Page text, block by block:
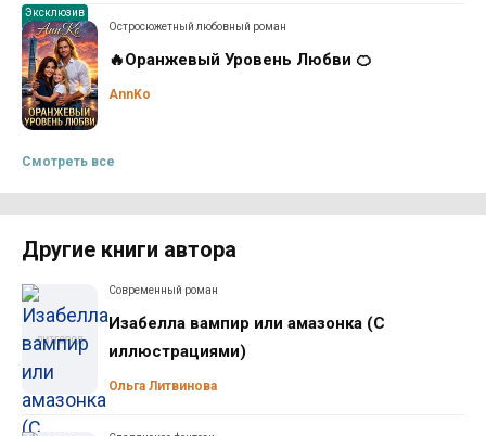
Эксклюзив
Остросюжетный любовный роман
🔥Оранжевый Уровень Любви 🍊
AnnKo
Смотреть все
Другие книги автора
Современный роман
Изабелла вампир или амазонка (С
иллюстрациями)
Ольга Литвинова